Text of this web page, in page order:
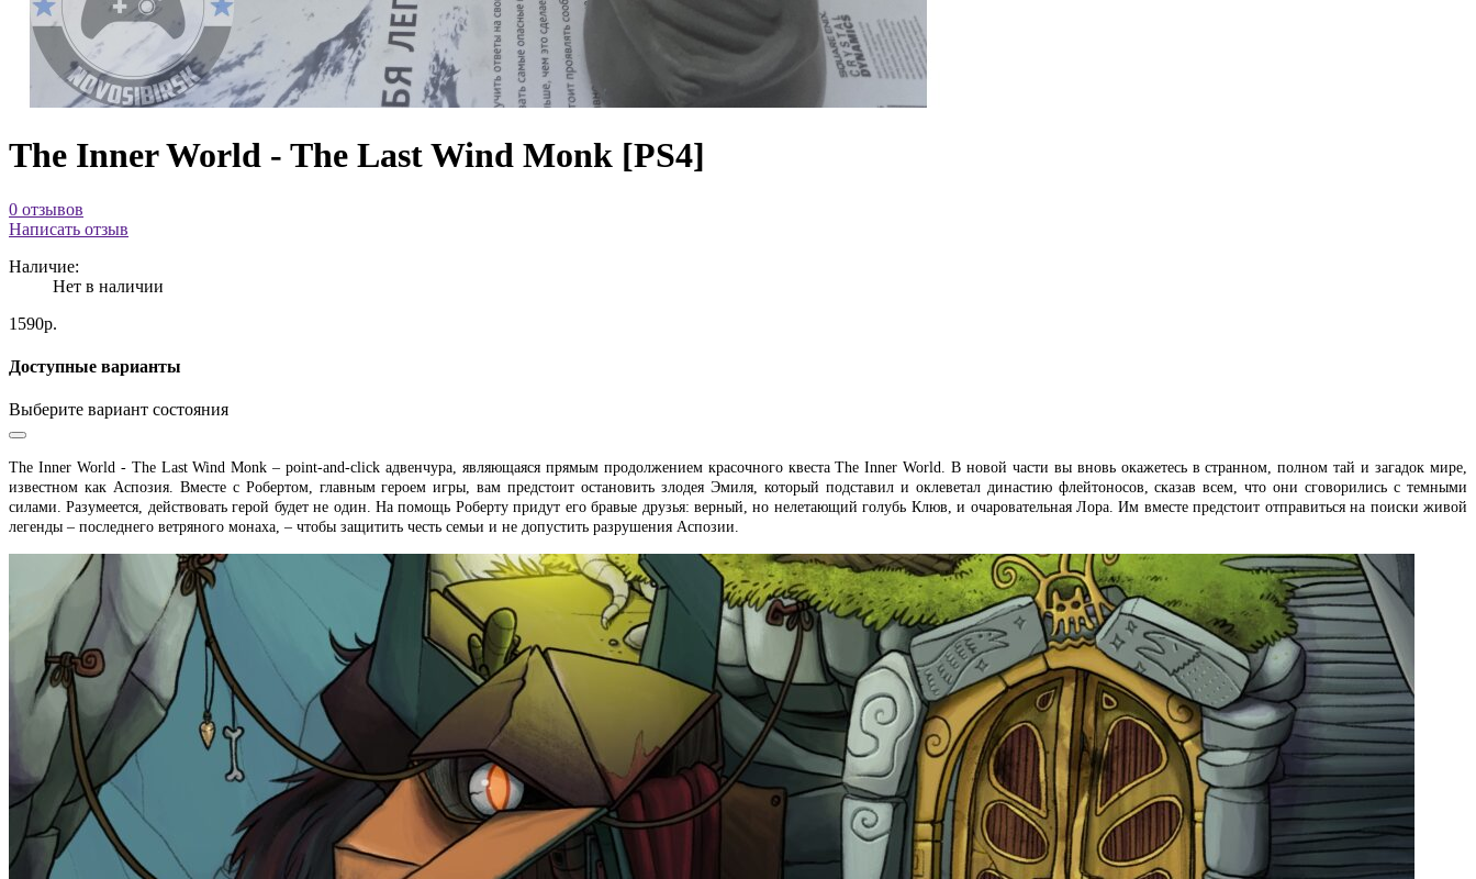
The Inner World - The Last Wind Monk [PS4]
0 отзывов
Написать отзыв
Наличие:
Нет в наличии
1590р.
Доступные варианты
Выберите вариант состояния
The Inner World - The Last Wind Monk – point-and-click адвенчура, являющаяся прямым продолжением красочного квеста The Inner World. В новой части вы вновь окажетесь в странном, полном тай и загадок мире,
известном как Аспозия. Вместе с Робертом, главным героем игры, вам предстоит остановить злодея Эмиля, который подставил и оклеветал династию флейтоносов, сказав всем, что они сговорились с темными
силами. Разумеется, действовать герой будет не один. На помощь Роберту придут его бравые друзья: верный, но нелетающий голубь Клюв, и очаровательная Лора. Им вместе предстоит отправиться на поиски живой
легенды – последнего ветряного монаха, – чтобы защитить честь семьи и не допустить разрушения Аспозии.